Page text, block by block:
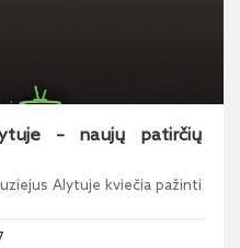
– naujų patirčių
Alytuje kviečia pažinti